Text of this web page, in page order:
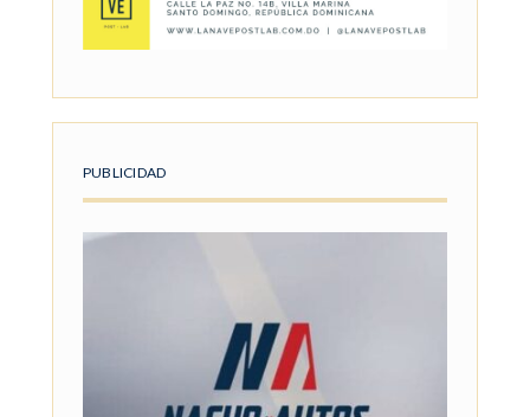
PUBLICIDAD